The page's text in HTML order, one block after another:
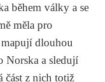
během války a se
měla pro
dlouhou
Norska a sledují
část z nich totiž